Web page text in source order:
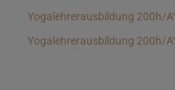
Yogalehrerausbildung 200h/
Yogalehrerausbildung 200h/